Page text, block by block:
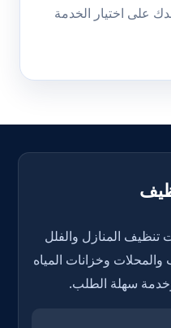
على اختيار الخدمة
تنظيف المنازل والفلل
والمحلات وخزانات المياه
سهلة الطلب.